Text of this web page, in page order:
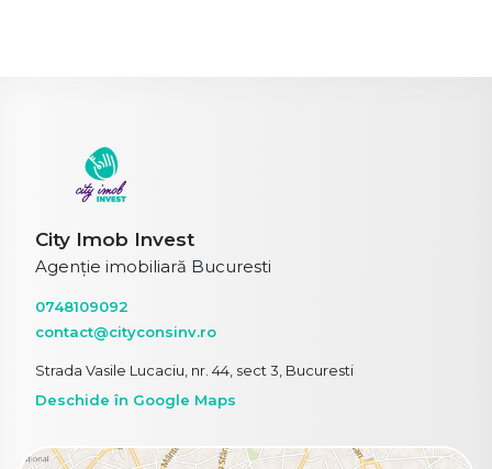
City Imob Invest
Agenție imobiliară Bucuresti
0748109092
contact@cityconsinv.ro
Strada Vasile Lucaciu, nr. 44, sect 3, Bucuresti
Deschide în Google Maps